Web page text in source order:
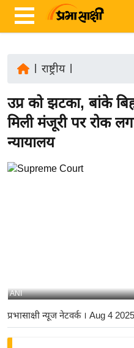
ज़ा
ख
र
रा
य
ज़
राष्ट्रीय|
उप्र को झटका, बांके
मिली मंजूरी पर रोक
न्यायालय
ANI
प्रभासाक्षी न्यूज नेटवर्क। Aug 4